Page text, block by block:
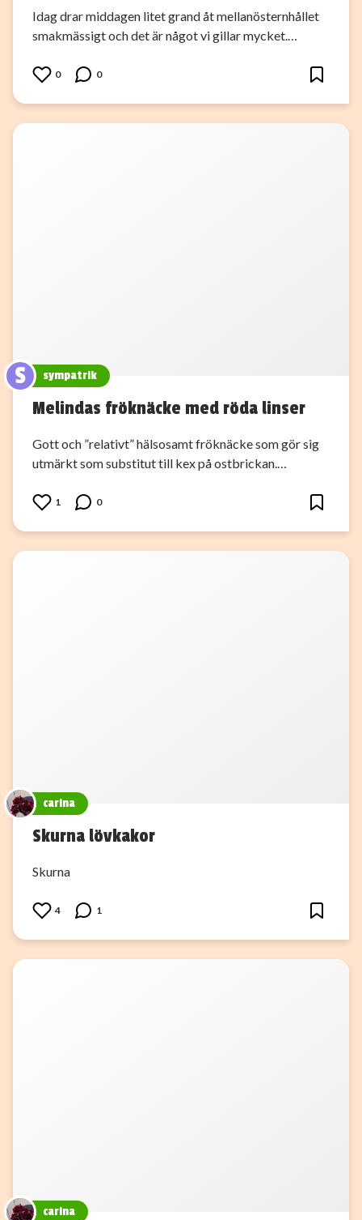
Idag drar middagen litet grand åt mellanösternhållet
smakmässigt och det är något vi gillar mycket.…
0 0
S sympatrik
Melindas fröknäcke med röda linser
Gott och ”relativt” hälsosamt fröknäcke som gör sig
utmärkt som substitut till kex på ostbrickan.…
1 0
carina
Skurna lövkakor
Skurna
4 1
carina